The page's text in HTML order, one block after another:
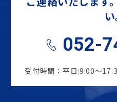
い
052-
受付時間：平日:9:00～